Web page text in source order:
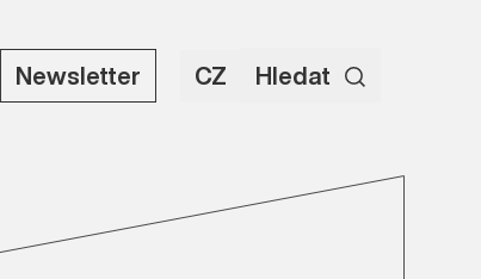
Newsletter CZ Hledat